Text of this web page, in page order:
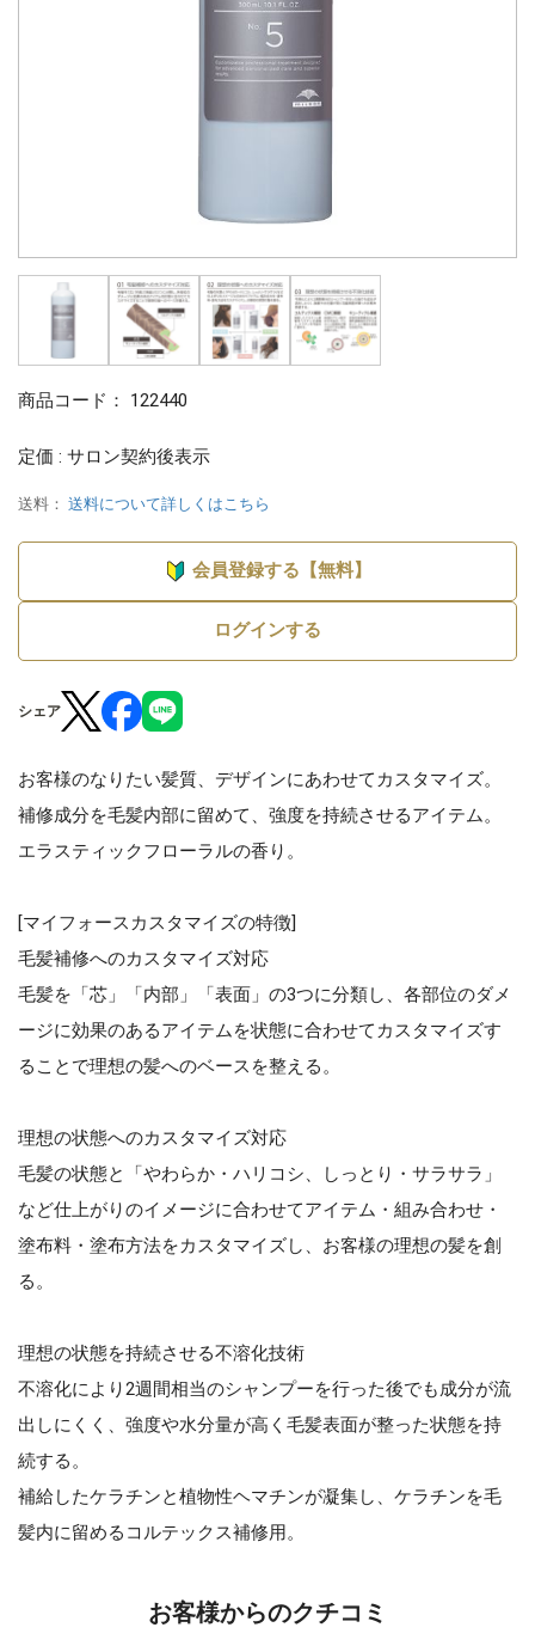
商品コード： 122440
定価 : サロン契約後表示
送料： 送料について詳しくはこちら
会員登録する【無料】
ログインする
シェア
お客様のなりたい髪質、デザインにあわせてカスタマイズ。
補修成分を毛髪内部に留めて、強度を持続させるアイテム。
エラスティックフローラルの香り。
[マイフォースカスタマイズの特徴]
毛髪補修へのカスタマイズ対応
毛髪を「芯」「内部」「表面」の3つに分類し、各部位のダメ
ージに効果のあるアイテムを状態に合わせてカスタマイズす
ることで理想の髪へのベースを整える。
理想の状態へのカスタマイズ対応
毛髪の状態と「やわらか・ハリコシ、しっとり・サラサラ」
など仕上がりのイメージに合わせてアイテム・組み合わせ・
塗布料・塗布方法をカスタマイズし、お客様の理想の髪を創
る。
理想の状態を持続させる不溶化技術
不溶化により2週間相当のシャンプーを行った後でも成分が流
出しにくく、強度や水分量が高く毛髪表面が整った状態を持
続する。
補給したケラチンと植物性ヘマチンが凝集し、ケラチンを毛
髪内に留めるコルテックス補修用。
お客様からのクチコミ